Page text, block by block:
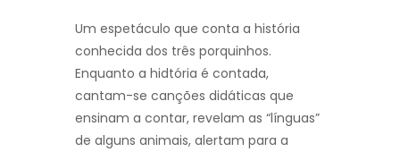
Um espetáculo que conta a história
conhecida dos três porquinhos.
Enquanto a hidtória é contada,
cantam-se canções didáticas que
ensinam a contar, revelam as “línguas”
de alguns animais, alertam para a